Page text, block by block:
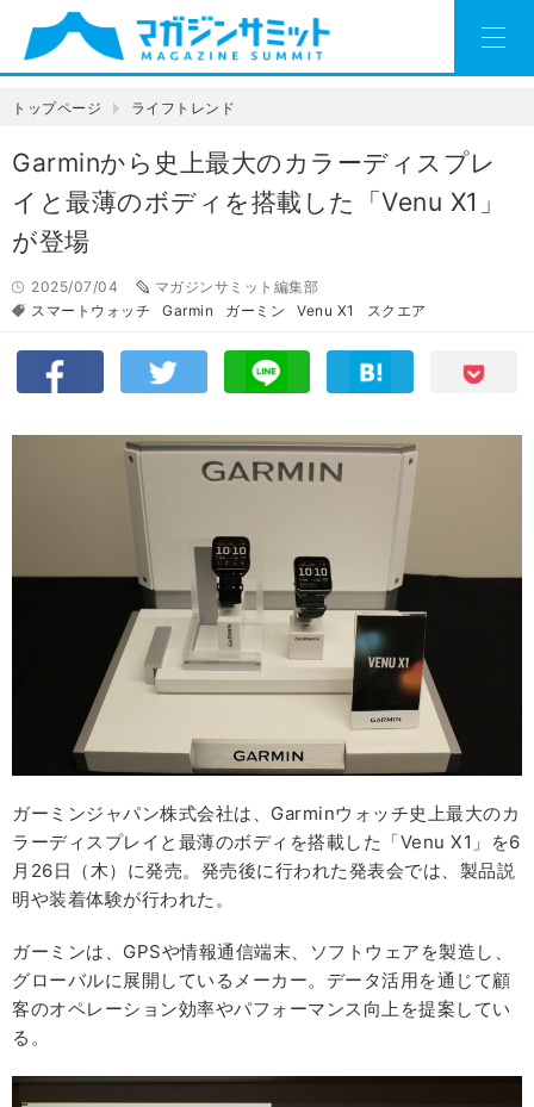
トップページ ライフトレンド
Garminから史上最大のカラーディスプレ
イと最薄のボディを搭載した「Venu X1」
が登場
2025/07/04
マガジンサミット編集部
スマートウォッチ
Garmin ガーミン Venu X1 スクエア
ガーミンジャパン株式会社は、Garminウォッチ史上最大のカ
ラーディスプレイと最薄のボディを搭載した「Venu X1」を6
月26日（木）に発売。発売後に行われた発表会では、製品説
明や装着体験が行われた。
ガーミンは、GPSや情報通信端末、ソフトウェアを製造し、
グローバルに展開しているメーカー。データ活用を通じて顧
客のオペレーション効率やパフォーマンス向上を提案してい
る。